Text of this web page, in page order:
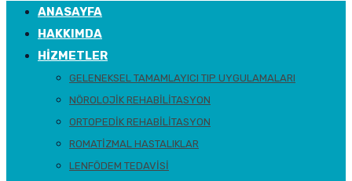
ANASAYFA
HAKKIMDA
HIZMETLER
GELENEKSEL TAMAMLAYICI TIP UYGULAMALARI
NÖROLOJIK REHABILITASYON
ORTOPEDIK REHABILITASYON
ROMATIZMAL HASTALIKLAR
LENFÖDEM TEDAVISI